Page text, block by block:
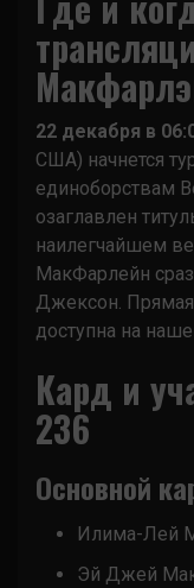
22 декабря в
США) начнется
единоборствам
озаглавлен
наилегчайшем
МакФарлейн
Джексон. Прямая
доступна на
Кард и
236
Основной
Илима-Лей
Эй Джей